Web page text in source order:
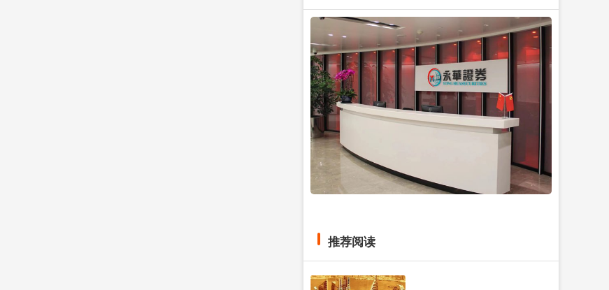
推荐阅读